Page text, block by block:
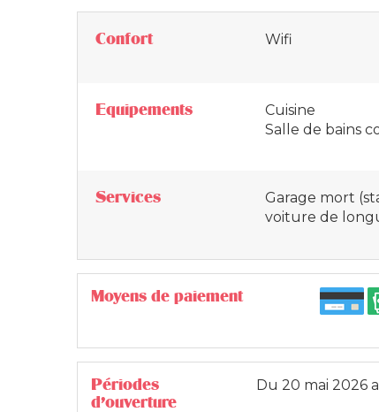
Confort Wifi
Equipements
Cuisine
Salle de bains
Services
Garage mort
voiture de
Moyens de paiement
Périodes
d'ouverture
Du 20 mai 2026